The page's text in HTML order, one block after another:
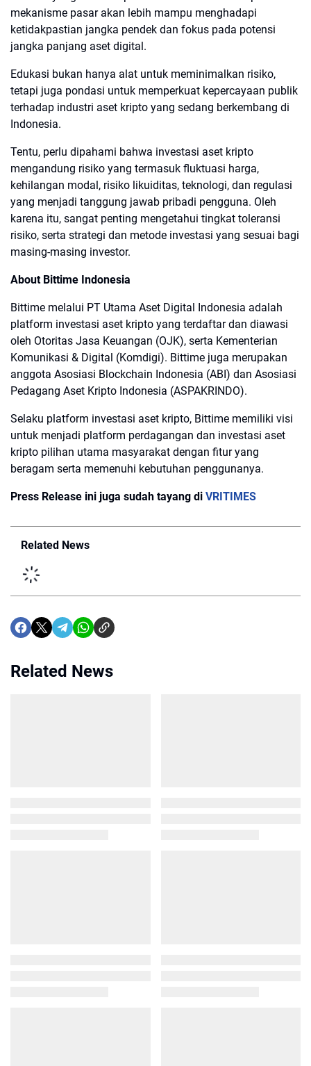
mekanisme pasar akan lebih mampu menghadapi
ketidakpastian jangka pendek dan fokus pada potensi
jangka panjang aset digital.
Edukasi bukan hanya alat untuk meminimalkan risiko,
tetapi juga pondasi untuk memperkuat kepercayaan publik
terhadap industri aset kripto yang sedang berkembang di
Indonesia.
Tentu, perlu dipahami bahwa investasi aset kripto
mengandung risiko yang termasuk fluktuasi harga,
kehilangan modal, risiko likuiditas, teknologi, dan regulasi
yang menjadi tanggung jawab pribadi pengguna. Oleh
karena itu, sangat penting mengetahui tingkat toleransi
risiko, serta strategi dan metode investasi yang sesuai bagi
masing-masing investor.
About Bittime Indonesia
Bittime melalui PT Utama Aset Digital Indonesia adalah
platform investasi aset kripto yang terdaftar dan diawasi
oleh Otoritas Jasa Keuangan (OJK), serta Kementerian
Komunikasi & Digital (Komdigi). Bittime juga merupakan
anggota Asosiasi Blockchain Indonesia (ABI) dan Asosiasi
Pedagang Aset Kripto Indonesia (ASPAKRINDO).
Selaku platform investasi aset kripto, Bittime memiliki visi
untuk menjadi platform perdagangan dan investasi aset
kripto pilihan utama masyarakat dengan fitur yang
beragam serta memenuhi kebutuhan penggunanya.
Press Release ini juga sudah tayang di VRITIMES
Related News
Related News